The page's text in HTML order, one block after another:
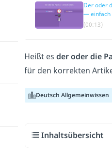
Der oder
— einfach
(00:13)
Heißt es der oder die
für den korrekten
Deutsch Allgemeinwissen
Inhaltsübersicht